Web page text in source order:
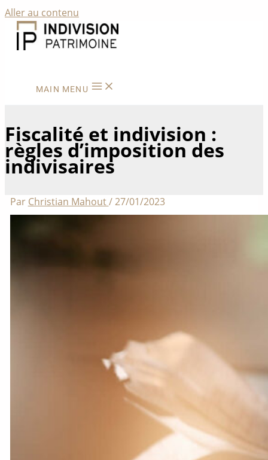
Aller au contenu
MAIN MENU
Fiscalité et indivision :
règles d’imposition des
indivisaires
Par Christian Mahout/27/01/2023